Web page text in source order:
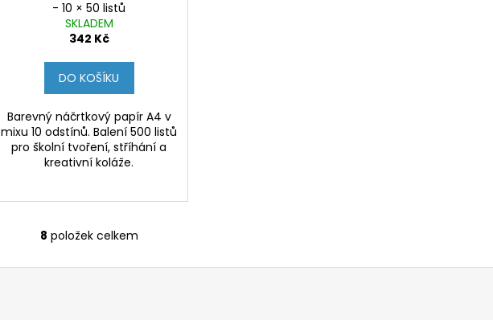
- 10 × 50 listů
SKLADEM
342 Kč
DO KOŠÍKU
Barevný náčrtkový papír A4 v
mixu 10 odstínů. Balení 500 listů
pro školní tvoření, stříhání a
kreativní koláže.
O
v
8 položek celkem